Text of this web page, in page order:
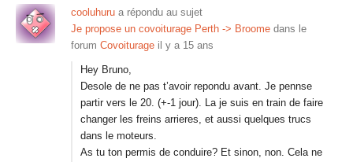
cooluhuru a répondu au sujet
Je propose un covoiturage Perth -> Broome dans le
forum Covoiturage il y a 15 ans
Hey Bruno,
Desole de ne pas t’avoir repondu avant. Je pennse
partir vers le 20. (+-1 jour). La je suis en train de faire
changer les freins arrieres, et aussi quelques trucs
dans le moteurs.
As tu ton permis de conduire? Et sinon, non. Cela ne